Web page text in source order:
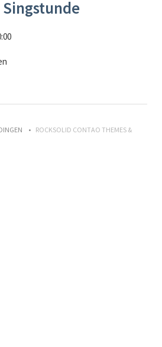
ROCKSOLID CONTAO THEMES &